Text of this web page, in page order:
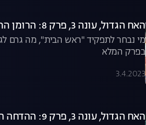
האח הגדול, עונה 3, פרק 8: הרומן החדש של קארין והמועמדים להדחה
מי נבחר לתפקיד "ראש הבית", מה גרם
בפרק המלא
3.4.2023
האח הגדול, עונה 3, פרק 9: ההדחה השנייה